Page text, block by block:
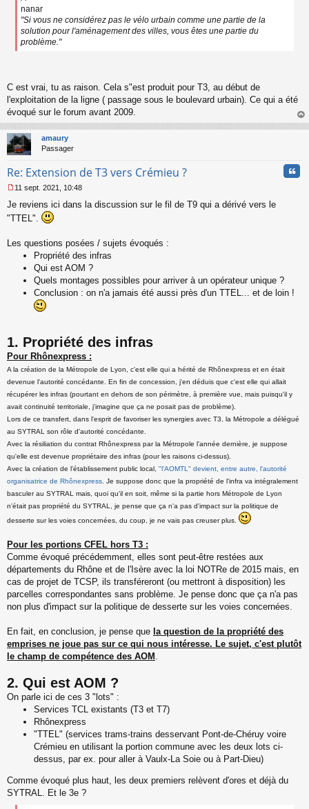
nanar
"Si vous ne considérez pas le vélo urbain comme une partie de la
solution pour l'aménagement des villes, vous êtes une partie du
problème."
C est vrai, tu as raison. Cela s"est produit pour T3, au début de
l'exploitation de la ligne ( passage sous le boulevard urbain). Ce qui a été
évoqué sur le forum avant 2009.
au
amaury
Passager
Re: Extension de T3 vers Crémieu ?
e
s
g
11 sept. 2021, 10:48
Je reviens ici dans la discussion sur le fil de T9 qui a dérivé vers le
"TTEL".
Les questions posées / sujets évoqués :
Propriété des infras
Qui est AOM ?
Quels montages possibles pour arriver à un opérateur unique ?
Conclusion : on n'a jamais été aussi près d'un TTEL... et de loin !
1. Propriété des infras
Pour Rhônexpress :
A la création de la Métropole de Lyon, c'est elle qui a hérité de Rhônexpress et en était
devenue l'autorité concédante. En fin de concession, j'en déduis que c'est elle qui allait
récupérer les infras (pourtant en dehors de son périmètre, à première vue, mais puisqu'il y
avait continuité territoriale, j'imagine que ça ne posait pas de problème).
Lors de ce transfert, dans l'esprit de favoriser les synergies avec T3, la Métropole a délégué
au SYTRAL son rôle d'autorité concédante.
Avec la résiliation du contrat Rhônexpress par la Métropole l'année dernière, je suppose
qu'elle est devenue propriétaire des infras (pour les raisons ci-dessus).
Avec la création de l'établissement public local, "l'AOMTL" devient, entre autre, l'autorité
organisatrice de Rhônexpress . Je suppose donc que la propriété de l'infra va intégralement
basculer au SYTRAL mais, quoi qu'il en soit, même si la partie hors Métropole de Lyon
n'était pas propriété du SYTRAL, je pense que ça n'a pas d'impact sur la politique de
desserte sur les voies concernées, du coup, je ne vais pas creuser plus.
Pour les portions CFEL hors T3 :
Comme évoqué précédemment, elles sont peut-être restées aux
départements du Rhône et de l'Isère avec la loi NOTRe de 2015 mais, en
cas de projet de TCSP, ils transféreront (ou mettront à disposition) les
parcelles correspondantes sans problème. Je pense donc que ça n'a pas
non plus d'impact sur la politique de desserte sur les voies concernées.
En fait, en conclusion, je pense que la question de la propriété des
emprises ne joue pas sur ce qui nous intéresse. Le sujet, c'est plutôt
le champ de compétence des AOM .
2. Qui est AOM ?
On parle ici de ces 3 "lots" :
Services TCL existants (T3 et T7)
Rhônexpress
"TTEL" (services trams-trains desservant Pont-de-Chéruy voire
Crémieu en utilisant la portion commune avec les deux lots ci-
dessus, par ex. pour aller à Vaulx-La Soie ou à Part-Dieu)
Comme évoqué plus haut, les deux premiers relèvent d'ores et déjà du
SYTRAL. Et le 3e ?